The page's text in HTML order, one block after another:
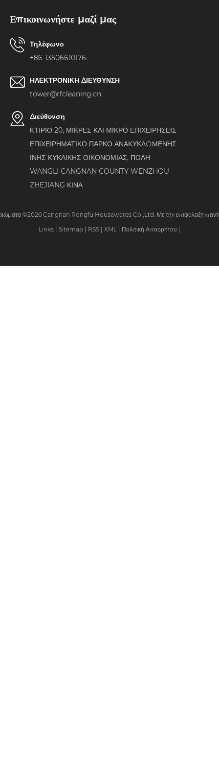
Επικοινωνήστε μαζί μας
Τηλέφωνο
+86-13506610176
ΗΛΕΚΤΡΟΝΙΚΗ ΔΙΕΥΘΥΝΣΗ
tower@rfcleaning.cn
Διεύθυνση
ΚΤΙΡΙΟ 20, ΜΙΚΡΕΣ ΚΑΙ ΜΙΚΡΟ ΕΠΙΧΕΙΡΗΣΕΙΣ
ΕΠΙΧΕΙΡΗΜΑΤΙΚΟ ΠΑΡΚΟ ΑΝΑΚΥΚΛΩΜΕΝΗΣ
ΙΝΗΣ ΚΥΚΛΙΚΗΣ ΟΙΚΟΝΟΜΙΑΣ, ΠΟΛΗ
WANGLI CANGNAN COUNTY WENZHOU
ZHEJIANG ΚΙΝΑ
©2026 Cangnan Rongfu Housewares Co.,Ltd. Με την επιφύλαξη
Links
Sitemap RSS XML Πολιτική Απορρήτου